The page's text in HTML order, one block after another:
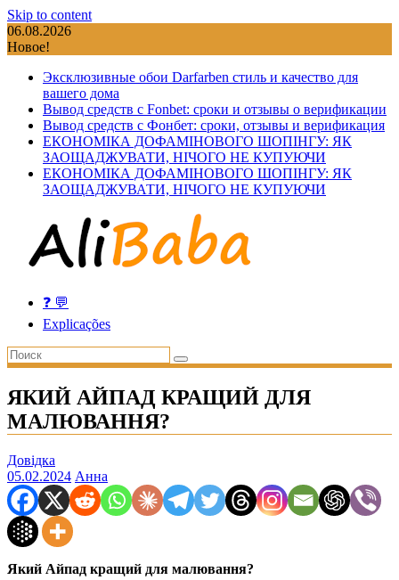
Skip to content
06.08.2026
Новое!
Эксклюзивные обои Darfarben стиль и качество для
вашего дома
Вывод средств с Fonbet: сроки и отзывы о верификации
Вывод средств с Фонбет: сроки, отзывы и верификация
ЕКОНОМІКА ДОФАМІНОВОГО ШОПІНГУ: ЯК
ЗАОЩАДЖУВАТИ, НІЧОГО НЕ КУПУЮЧИ
ЕКОНОМІКА ДОФАМІНОВОГО ШОПІНГУ: ЯК
ЗАОЩАДЖУВАТИ, НІЧОГО НЕ КУПУЮЧИ
❓ 💬
Explicações
ЯКИЙ АЙПАД КРАЩИЙ ДЛЯ
МАЛЮВАННЯ?
Довідка
05.02.2024 Анна
Який Айпад кращий для малювання?